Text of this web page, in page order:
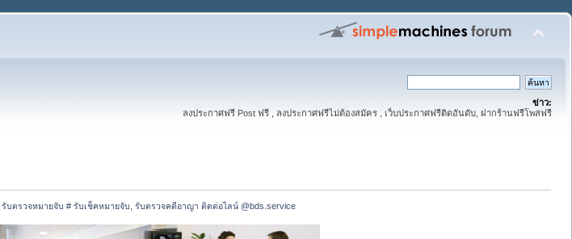
ข่าว:
ลงประกาศฟรี Post ฟรี , ลงประกาศฟรีไม่ต้องสมัคร , เว็บประกาศฟรีติดอันดับ, ฝากร้านฟรีโพสฟรี
รับตรวจหมายจับ # รับเช็คหมายจับ, รับตรวจคดีอาญา ติดต่อไลน์ @bds.service